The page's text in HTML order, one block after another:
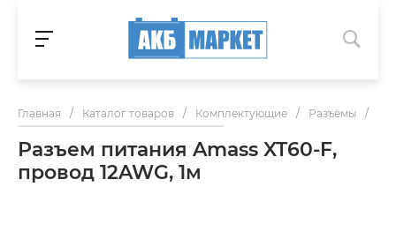
Главная / Каталог товаров / Комплектующие / Разъёмы /
Разъем питания Amass XT60-F,
провод 12AWG, 1м